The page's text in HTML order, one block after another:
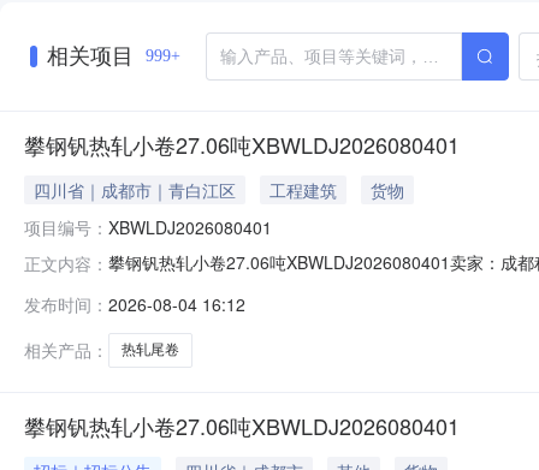
相关项目 999+
攀钢钒热轧小卷27.06吨XBWLDJ2026080401
四川省｜成都市｜青白江区 工程建筑
货物
项目编号： XBWLDJ2026080401
正文内容： 攀钢钒热轧小卷27.06吨XBWLDJ2026080401卖家：成
钢钒1/1.545破边(因非计划产品的特殊性，可能存在与描
发布时间： 2026-08-04 16:12
相关产品：
热轧尾卷
攀钢钒热轧小卷27.06吨XBWLDJ2026080401